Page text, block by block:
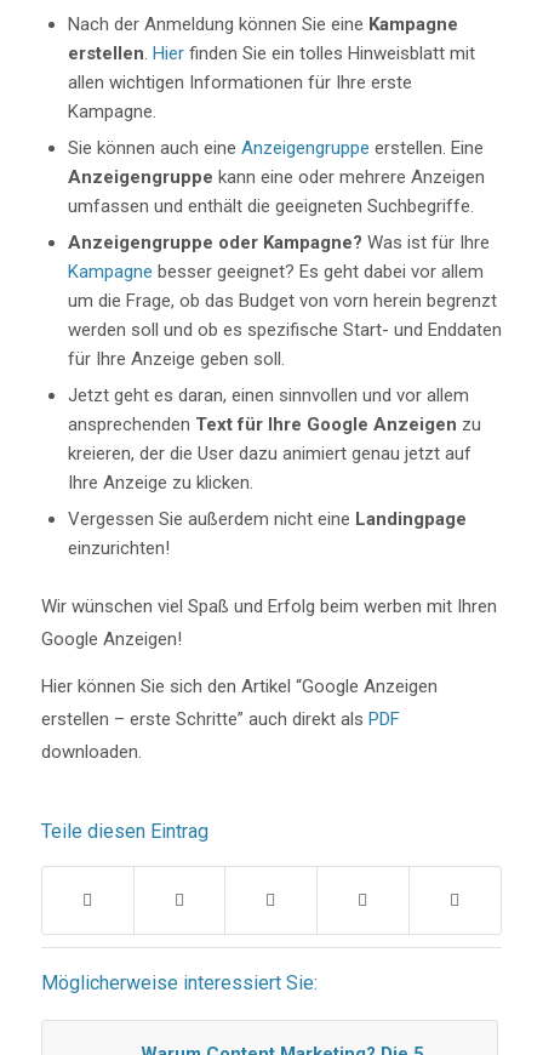
Nach der Anmeldung können Sie eine Kampagne
erstellen Hierfinden Sie ein tolles Hinweisblatt mit
allen wichtigen Informationen für Ihre erste
Kampagne.
Sie können auch eine Anzeigengruppe erstellen. Eine
Anzeigengruppe kann eine oder mehrere Anzeigen
umfassen und enthält die geeigneten Suchbegriffe.
Anzeigengruppe oder Kampagne? Was ist für Ihre
Kampagne besser geeignet? Es geht dabei vor allem
um die Frage, ob das Budget von vorn herein begrenzt
werden soll und ob es spezifische Start- und Enddaten
für Ihre Anzeige geben soll.
Jetzt geht es daran, einen sinnvollen und vor allem
ansprechenden Text für Ihre Google Anzeigen zu
kreieren, der die User dazu animiert genau jetzt auf
Ihre Anzeige zu klicken.
Vergessen Sie außerdem nicht eine Landingpage
einzurichten!
Wir wünschen viel Spaß und Erfolg beim werben mit Ihren
Google Anzeigen!
Hier können Sie sich den Artikel “Google Anzeigen
erstellen – erste Schritte” auch direkt als PDF
downloaden.
Teile diesen Eintrag
Möglicherweise interessiert Sie: